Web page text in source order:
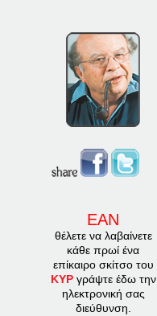
ΕΑΝ
θέλετε να λαβαίνετε
κάθε πρωί ένα
επίκαιρο σκίτσο του
ΚΥΡγράψτε έδω την
ηλεκτρονική σας
διεύθυνση.